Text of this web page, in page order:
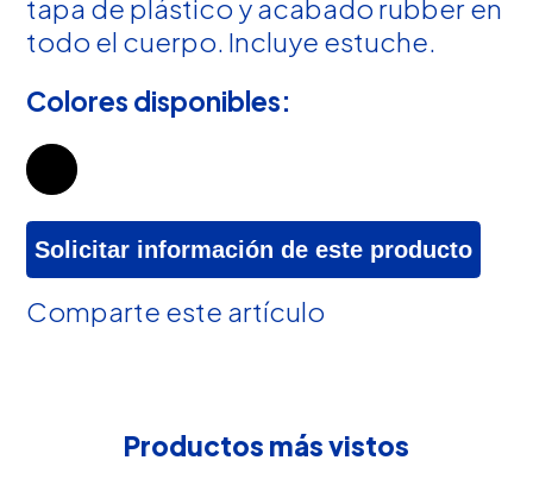
tapa de plástico y acabado rubber en
todo el cuerpo. Incluye estuche.
Colores disponibles:
Solicitar información de este producto
Comparte este artículo
Productos más vistos